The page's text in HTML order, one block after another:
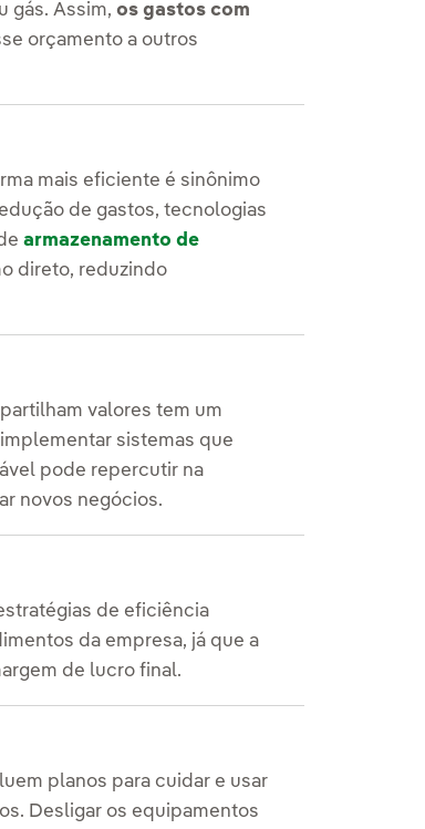
gás. Assim,os gastos com
orçamento a outros
mais eficiente é sinônimo
de gastos, tecnologias
armazenamento de
direto, reduzindo
valores tem um
sistemas que
pode repercutir na
novos negócios.
de eficiência
da empresa, já que a
de lucro final.
planos para cuidar e usar
Desligar os equipamentos